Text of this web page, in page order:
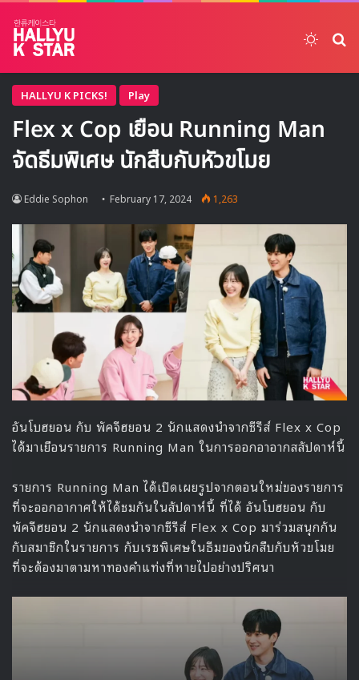
HALLYU K PICKS! Play
Flex x Cop เยือน Running Man
จัดธีมพิเศษ นักสืบกับหัวขโมย
Eddie Sophon February 17, 2024 1,263
อันโบฮยอน กับ พัคจีฮยอน 2 นักแสดงนำจากซีรีส์ Flex x Cop
ได้มาเยือนรายการ Running Man ในการออกอาอากสสัปดาห์นี้
รายการ Running Man ได้เปิดเผยรูปจากตอนใหม่ของรายการ
ที่จะออกอากาศให้ได้ชมกันในสัปดาห์นี้ ที่ได้ อันโบฮยอน กับ
พัคจีฮยอน 2 นักแสดงนำจากซีรีส์ Flex x Cop มาร่วมสนุกกัน
กับสมาชิกในรายการ กับเรซพิเศษในธีมของนักสืบกับหัวขโมย
ที่จะต้องมาตามหาทองคำแท่งที่หายไปอย่างปริศนา